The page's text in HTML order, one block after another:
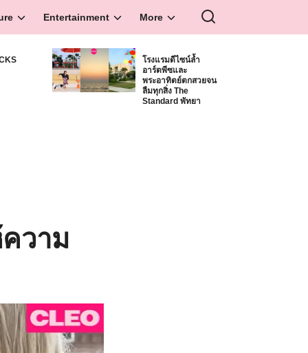
Entertainment More
โรงแรมดีไซน์ล้ำ
อาร์ตพีซและ
พระอาทิตย์ตกสวยจน
ลืมทุกสิ่ง The
Standard พัทยา
วาม